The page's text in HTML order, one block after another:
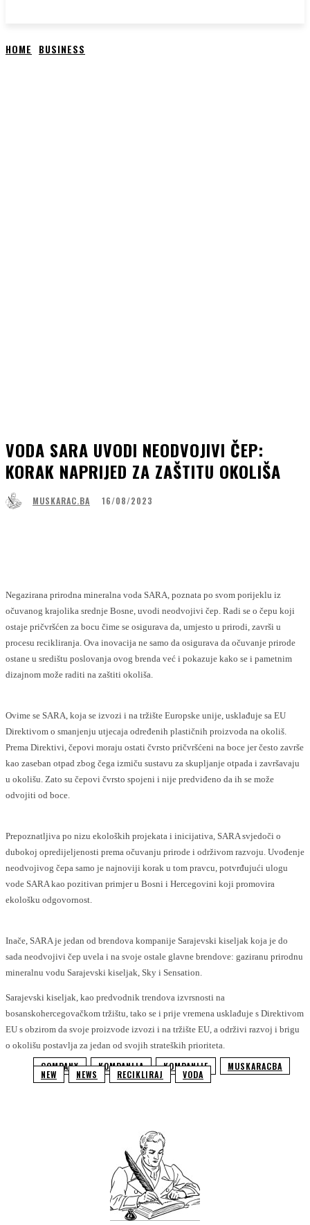
HOME BUSINESS
VODA SARA UVODI NEODVOJIVI ČEP:
KORAK NAPRIJED ZA ZAŠTITU OKOLIŠA
MUSKARAC.BA 16/08/2023
Negazirana prirodna mineralna voda SARA, poznata po svom porijeklu iz
očuvanog krajolika srednje Bosne, uvodi neodvojivi čep. Radi se o čepu koji
ostaje pričvršćen za bocu čime se osigurava da, umjesto u prirodi, završi u
procesu recikliranja. Ova inovacija ne samo da osigurava da očuvanje prirode
ostane u središtu poslovanja ovog brenda već i pokazuje kako se i pametnim
dizajnom može raditi na zaštiti okoliša.
Ovime se SARA, koja se izvozi i na tržište Europske unije, usklađuje sa EU
Direktivom o smanjenju utjecaja određenih plastičnih proizvoda na okoliš.
Prema Direktivi, čepovi moraju ostati čvrsto pričvršćeni na boce jer često završe
kao zaseban otpad zbog čega izmiču sustavu za skupljanje otpada i završavaju
u okolišu. Zato su čepovi čvrsto spojeni i nije predviđeno da ih se može
odvojiti od boce.
Prepoznatljiva po nizu ekoloških projekata i inicijativa, SARA svjedoči o
dubokoj opredijeljenosti prema očuvanju prirode i održivom razvoju. Uvođenje
neodvojivog čepa samo je najnoviji korak u tom pravcu, potvrđujući ulogu
vode SARA kao pozitivan primjer u Bosni i Hercegovini koji promovira
ekološku odgovornost.
Inače, SARA je jedan od brendova kompanije Sarajevski kiseljak koja je do
sada neodvojivi čep uvela i na svoje ostale glavne brendove: gaziranu prirodnu
mineralnu vodu Sarajevski kiseljak, Sky i Sensation.
Sarajevski kiseljak, kao predvodnik trendova izvrsnosti na
bosanskohercegovačkom tržištu, tako se i prije vremena usklađuje s Direktivom
EU s obzirom da svoje proizvode izvozi i na tržište EU, a održivi razvoj i brigu
o okolišu postavlja za jedan od svojih strateških prioriteta.
COMPANY KOMPANIJA KOMPANIJE MUSKARACBA
NEW NEWS RECIKLIRAJ VODA